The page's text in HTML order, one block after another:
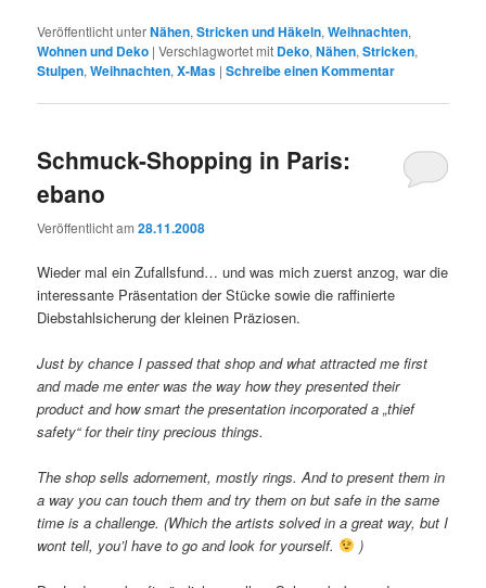
Veröffentlicht unterNähen,Stricken und Häkeln,Weihnachten,
Wohnen und Deko |Verschlagwortet mit Deko,Nähen,Stricken,
Stulpen,Weihnachten,X-Mas |Schreibe einen Kommentar
Schmuck-Shopping in Paris:
ebano
Veröffentlicht am28.11.2008
Wieder mal ein Zufallsfund… und was mich zuerst anzog, war die
interessante Präsentation der Stücke sowie die raffinierte
Diebstahlsicherung der kleinen Präziosen.
Just by chance I passed that shop and what attracted me first
and made me enter was the way how they presented their
product and how smart the presentation incorporated a „thief
safety“ for their tiny precious things.
The shop sells adornement, mostly rings. And to present them in
a way you can touch them and try them on but safe in the same
time is a challenge. (Which the artists solved in a great way, but I
wont tell, you’l have to go and look for yourself.
)